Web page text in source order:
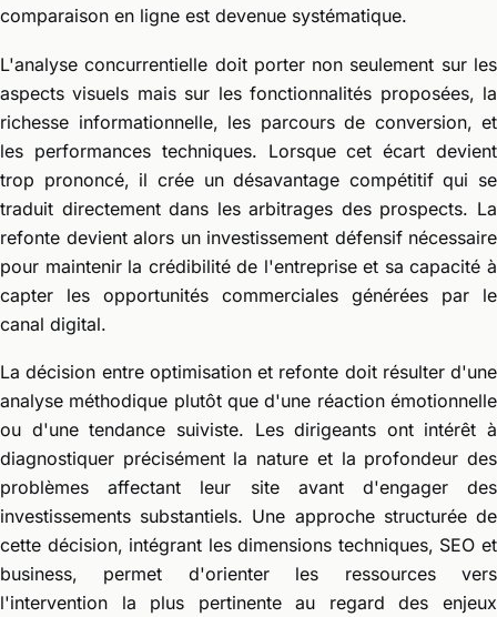
comparaison en ligne est devenue systématique.
L'analyse concurrentielle doit porter non seulement sur les
aspects visuels mais sur les fonctionnalités proposées, la
richesse informationnelle, les parcours de conversion, et
les performances techniques. Lorsque cet écart devient
trop prononcé, il crée un désavantage compétitif qui se
traduit directement dans les arbitrages des prospects. La
refonte devient alors un investissement défensif nécessaire
pour maintenir la crédibilité de l'entreprise et sa capacité à
capter les opportunités commerciales générées par le
canal digital.
La décision entre optimisation et refonte doit résulter d'une
analyse méthodique plutôt que d'une réaction émotionnelle
ou d'une tendance suiviste. Les dirigeants ont intérêt à
diagnostiquer précisément la nature et la profondeur des
problèmes affectant leur site avant d'engager des
investissements substantiels. Une approche structurée de
cette décision, intégrant les dimensions techniques, SEO et
business, permet d'orienter les ressources vers
l'intervention la plus pertinente au regard des enjeux